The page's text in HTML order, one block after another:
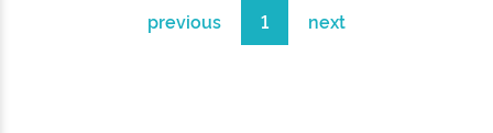
previous 1 next